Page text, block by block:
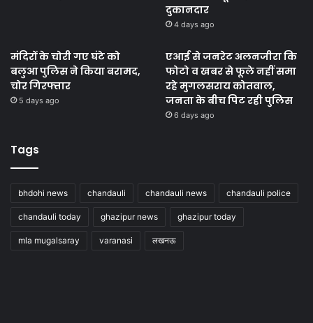
दुकानदार
4 days ago
मंदिरों के चोरी गए घंटे को
बलुआ पुलिस ने किया बरामद,
चोर गिरफ्तार
5 days ago
एआई से जनरेट अलनजीरा कि
फोटो व खबर से फूले नहीं समा
रहे मुगलसराय कोतवाल,
जनता के बीच पिट रही पुलिस
6 days ago
Tags
bhdohi news chandauli chandauli news chandauli police
chandauli today ghazipur news ghazipur today
mla mugalsaray varanasi लखनऊ